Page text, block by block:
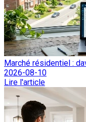
Marché résidentiel :
2026-08-10
Lire l'article